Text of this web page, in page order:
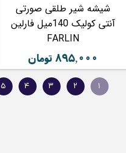
شیشه شیر طلقی صورتی
آنتی کولیک 140میل فارلین
FARLIN
۸۹۵,۰۰۰ تومان
۱ ۲ ۳ ۴ ۵